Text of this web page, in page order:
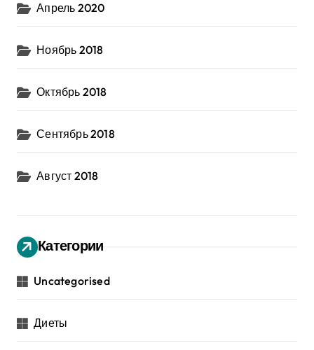
Апрель 2020
Ноябрь 2018
Октябрь 2018
Сентябрь 2018
Август 2018
Категории
Uncategorised
Диеты